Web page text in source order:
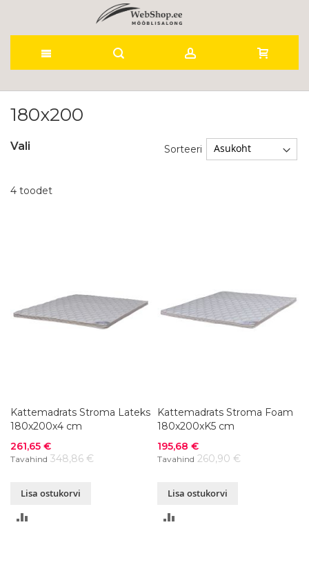
to
180x200
4 toodet
Sorteeri
Kattemadrats Stroma Lateks
180x200x4 cm
Soodushind
261,65 €
Tavahind 348,86 €
Lisa ostukorvi
Kattemadrats Stroma Foam
180x200xK5 cm
Soodushind
195,68 €
Tavahind 260,90 €
Lisa ostukorvi
Vali